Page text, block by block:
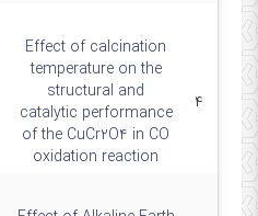
۴
Effect of calcination
temperature on the
structural and
catalytic performance
of the CuCr2O4 in CO
oxidation reaction